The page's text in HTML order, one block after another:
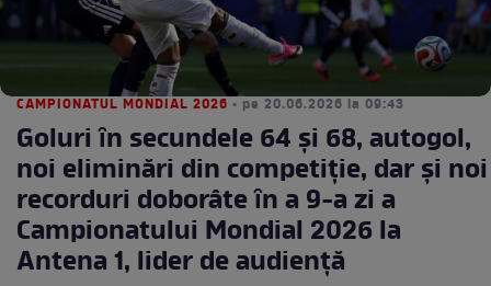
CAMPIONATUL MONDIAL 2026 • pe 20.06.2026 la 09:43
Goluri ȋn secundele 64 și 68, autogol,
noi eliminări din competiţie, dar și noi
recorduri doborâte ȋn a 9-a zi a
Campionatului Mondial 2026 la
Antena 1, lider de audienţă